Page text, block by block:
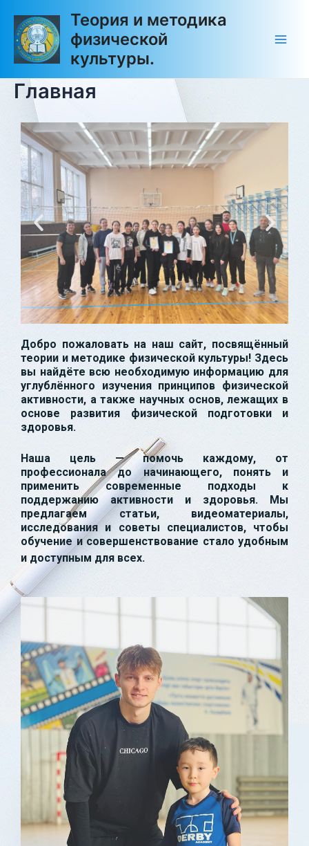
содержимому
Теория и методика
физической
культуры.
Главная
Добро пожаловать на наш сайт, посвящённый
теории и методике физической культуры! Здесь
вы найдёте всю необходимую информацию для
углублённого изучения принципов физической
активности, а также научных основ, лежащих в
основе развития физической подготовки и
здоровья.
Наша цель — помочь каждому, от
профессионала до начинающего, понять и
применить современные подходы к
поддержанию активности и здоровья. Мы
предлагаем статьи, видеоматериалы,
исследования и советы специалистов, чтобы
обучение и совершенствование стало удобным
и доступным для всех.